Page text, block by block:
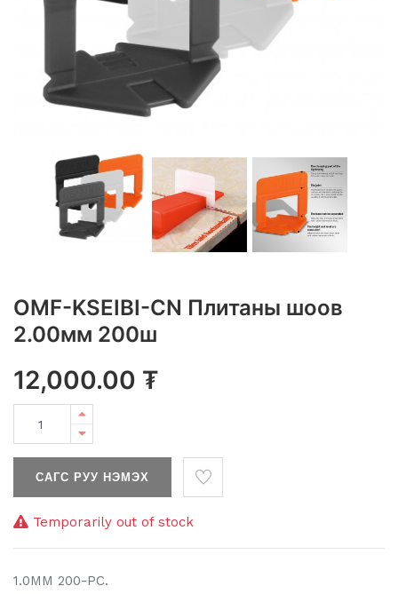
OMF-KSEIBI-CN Плитаны шоов
2.00мм 200ш
12,000.00 ₮
САГС РУУ НЭМЭХ
Temporarily out of stock
1.0MM 200-PC.